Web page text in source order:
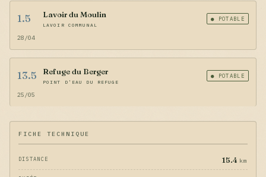
1.5 Lavoir du Moulin
LAVOIR COMMUNAL
● POTABLE
28/04
13.5 Refuge du Berger
POINT D'EAU DU REFUGE
● POTABLE
25/05
FICHE TECHNIQUE
DISTANCE 15.4 km